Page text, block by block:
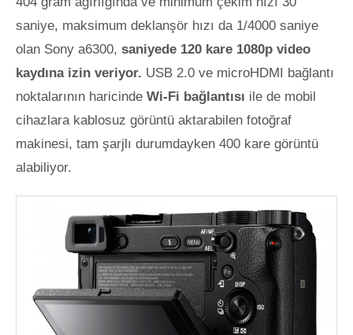
saniye, maksimum deklanşör hızı da 1/4000 saniye
olan Sony a6300, saniyede 120 kare 1080p video
kaydına izin veriyor. USB 2.0 ve microHDMI bağlantı
noktalarının haricinde Wi-Fi bağlantısı ile de mobil
cihazlara kablosuz görüntü aktarabilen fotoğraf
makinesi, tam şarjlı durumdayken 400 kare görüntü
alabiliyor.